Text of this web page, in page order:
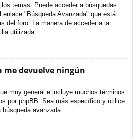
temas. Puede acceder a búsquedas
"Búsqueda Avanzada" que está
del foro. La manera de acceder a la
utilizada.
me devuelve ningún
muy general e incluye muchos términos
por phpBB. Sea más específico y utilice
búsqueda avanzada.